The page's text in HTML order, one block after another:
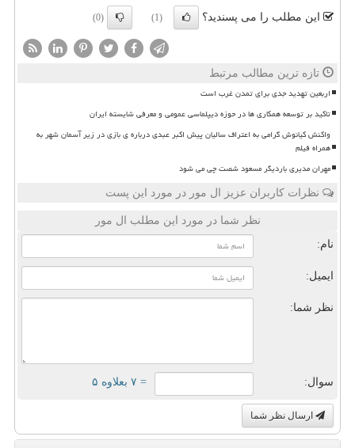
این مطلب را می پسندید؟ (1)
(0)
تازه ترین مطالب مرتبط
اربعین تهدید جدی برای تمدن غرب است
تاکید بر توسعه همکاری ها در حوزه دیپلماسی عمومی و معرفی شایسته ایران
واکنش کیانوش گرامی به اعتراف سالیان پیش اکبر عبدی درباره ی بازی در زیر آسمان شهر به
همراه فیلم
مهران مدیری باردیگر مسعود شصت چی می شود
نظرات کاربران عزیز ال مور در مورد این پست
نظر شما در مورد این مطلب ال مور
نام:
ایمیل:
نظر شما:
سوال: = ۷ بعلاوه ۵
ارسال نظر شما